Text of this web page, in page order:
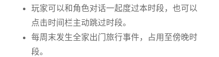
玩家可以和角色对话一起度过本时段，也可以
点击时间栏主动跳过时段。
每周末发生全家出门旅行事件，占用至傍晚时
段。